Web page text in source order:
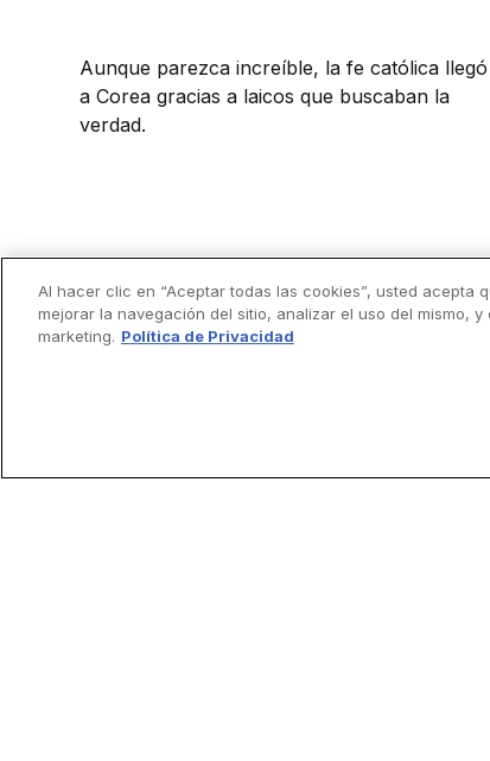
Aunque parezca increíble, la fe católica llegó
a Corea gracias a laicos que buscaban la
verdad.
Al hacer clic en “Aceptar todas las cookies”, usted acepta
mejorar la navegación del sitio, analizar el uso del mismo,
marketing. Política de Privacidad